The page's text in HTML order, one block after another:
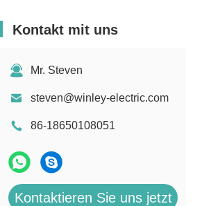
Kontakt mit uns
Mr. Steven
steven@winley-electric.com
86-18650108051
Kontaktieren Sie uns jetzt